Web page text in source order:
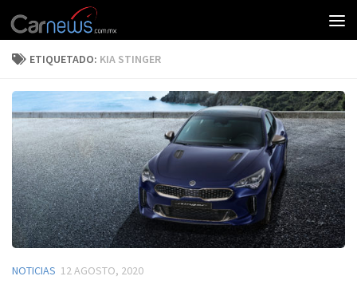
ETIQUETADO: KIA STINGER
NOTICIAS 12 AGOSTO, 2020